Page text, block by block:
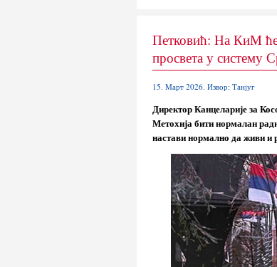
Петковић: На КиМ ће
просвета у систему
15. Март 2026. Извор: Танјуг
Директор Канцеларије за
Метохија бити нормалан
настави нормално да живи и